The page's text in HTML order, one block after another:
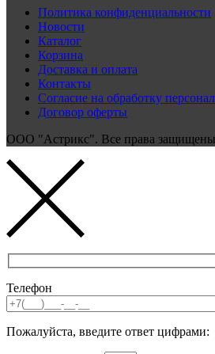
Политика конфиденциальности
Новости
Каталог
Корзина
Доставка и оплата
Контакты
Согласие на обработку
Договор оферты
ООО "Астрикс". Все права
Телефон
Пожалуйста, введите ответ цифрами: